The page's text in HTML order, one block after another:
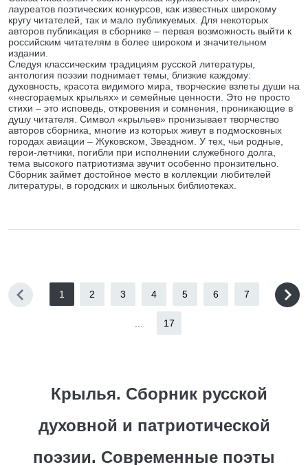
лауреатов поэтических конкурсов, как известных широкому
кругу читателей, так и мало публикуемых. Для некоторых
авторов публикация в сборнике – первая возможность выйти к
российским читателям в более широком и значительном
издании.
Следуя классическим традициям русской литературы,
антология поэзии поднимает темы, близкие каждому:
духовность, красота видимого мира, творческие взлеты души на
«несгораемых крыльях» и семейные ценности. Это не просто
стихи – это исповедь, откровения и сомнения, проникающие в
душу читателя. Cимвол «крыльев» пронизывает творчество
авторов сборника, многие из которых живут в подмосковных
городах авиации – Жуковском, Звездном. У тех, чьи родные,
герои-летчики, погибли при исполнении служебного долга,
тема высокого патриотизма звучит особенно пронзительно.
Сборник займет достойное место в коллекции любителей
литературы, в городских и школьных библиотеках.
1 2 3 4 5 6 7
17
Крылья. Сборник русской
духовной и патриотической
поэзии. Современные поэты